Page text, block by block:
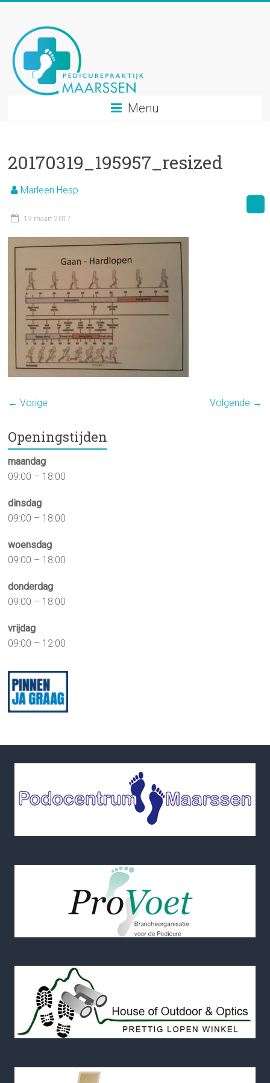
inhoud
Menu
20170319_195957_resized
Marleen Hesp
19 maart 2017
← Vorige Volgende →
Openingstijden
maandag
09:00 – 18:00
dinsdag
09:00 – 18:00
woensdag
09:00 – 18:00
donderdag
09:00 – 18:00
vrijdag
09:00 – 12:00